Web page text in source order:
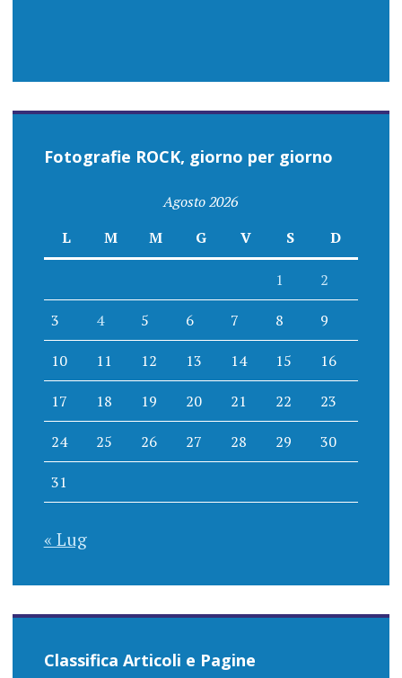
Fotografie ROCK, giorno per giorno
Agosto 2026
L
M M G V S D
1 2
3 4 5 6 7 8 9
10 11 12 13 14 15 16
17 18 19 20 21 22 23
24 25 26 27 28 29 30
31
« Lug
Classifica Articoli e Pagine